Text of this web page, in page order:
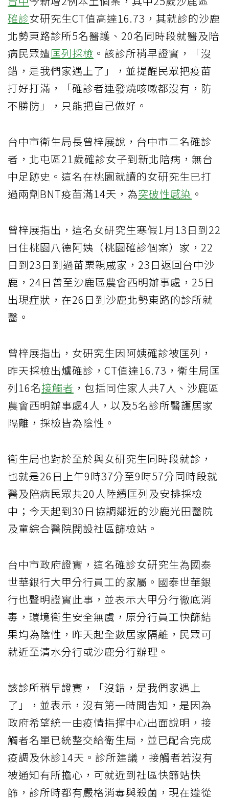
確診女研究生CT值高達16.73，其就診的沙鹿
北勢東路診所5名醫護、20名同時段就醫及陪
病民眾遭匡列採檢 。該診所稍早證實，「沒
錯，是我們家遇上了」，並提醒民眾把疫苗
打好打滿，「確診者連發燒咳嗽都沒有，防
不勝防」，只能把自己做好。
台中市衛生局長曾梓展說，台中市二名確診
者，北屯區21歲確診女子到新北陪病，無台
中足跡史。這名在桃園就讀的女研究生已打
過兩劑BNT疫苗滿14天，為突破性感染 。
曾梓展指出，這名女研究生寒假1月13日到22
日住桃園八德阿姨（桃園確診個案）家，22
日到23日到過苗栗親戚家，23日返回台中沙
鹿，24日曾至沙鹿區農會西明辦事處，25日
出現症狀，在26日到沙鹿北勢東路的診所就
醫。
曾梓展指出，女研究生因阿姨確診被匡列，
昨天採檢出爐確診，CT值達16.73，衛生局匡
列16名接觸者 ，包括同住家人共7人、沙鹿區
農會西明辦事處4人，以及5名診所醫護居家
隔離，採檢皆為陰性。
衛生局也對於至於與女研究生同時段就診，
也就是26日上午9時37分至9時57分同時段就
醫及陪病民眾共20人陸續匡列及安排採檢
中；今天起到30日協調鄰近的沙鹿光田醫院
及童綜合醫院開設社區篩檢站。
台中市政府證實，這名確診女研究生為國泰
世華銀行大甲分行員工的家屬。國泰世華銀
行也聲明證實此事，並表示大甲分行徹底消
毒，環境衛生安全無虞，原分行員工快篩結
果均為陰性，昨天起全數居家隔離，民眾可
就近至清水分行或沙鹿分行辦理。
該診所稍早證實，「沒錯，是我們家遇上
了」，並表示，沒有第一時間告知，是因為
政府希望統一由疫情指揮中心出面說明，接
觸者名單已統整交給衛生局，並已配合完成
疫調及休診14天。診所建議，接觸者若沒有
被通知有所擔心，可就近到社區快篩站快
篩，診所時都有嚴格消毒與殺菌，現在遵從